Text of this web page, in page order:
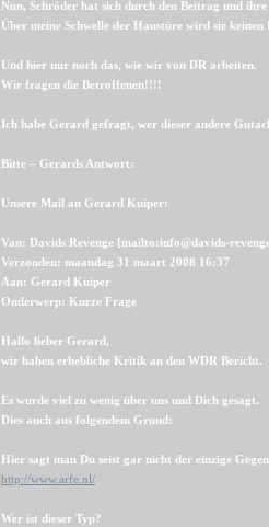
Nun, Schröder hat sich durch den Beitrag und
Über meine Schwelle der Haustüre wird sie keinen
Und hier nur noch das, wie wir von DR arbeiten.
Wir fragen die Betroffenen!!!!
Ich habe Gerard gefragt, wer dieser andere
Bitte – Gerards Antwort:
Unsere Mail an Gerard Kuiper:
Van: Davids Revenge [mailto:info@davids-
Verzonden: maandag 31 maart 2008 16:37
Aan: Gerard Kuiper
Onderwerp: Kurze Frage
Hallo lieber Gerard,
wir haben erhebliche Kritik an den WDR Bericht.
Es wurde viel zu wenig über uns und Dich gesagt.
Dies auch aus folgendem Grund:
Hier sagt man Du seist gar nicht der einzige
http://www.arfe.nl/
Wer ist dieser Typ?